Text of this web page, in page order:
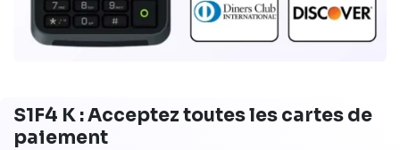
S1F4 K : Acceptez toutes les cartes de
paiement